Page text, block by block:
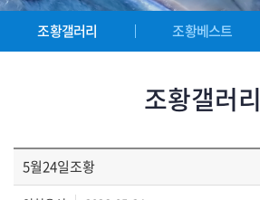
조황갤러리 조황베스트
조황갤러리
5월24일조황